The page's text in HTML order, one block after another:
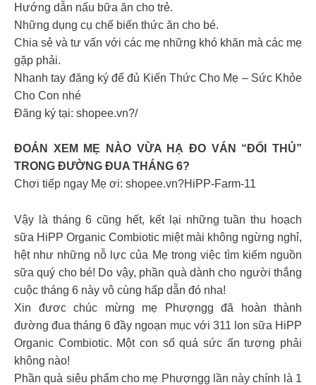
Hướng dẫn nấu bữa ăn cho trẻ.
Những dụng cụ chế biến thức ăn cho bé.
Chia sẻ và tư vấn với các mẹ những khó khăn mà các mẹ
gặp phải.
Nhanh tay đăng ký để đủ Kiến Thức Cho Mẹ – Sức Khỏe
Cho Con nhé
Đăng ký tại: shopee.vn?/
ĐOÁN XEM MẸ NÀO VỪA HẠ ĐO VÁN “ĐỐI THỦ”
TRONG ĐƯỜNG ĐUA THÁNG 6?
Chơi tiếp ngay Mẹ ơi: shopee.vn?HiPP-Farm-11
Vậy là tháng 6 cũng hết, kết lại những tuần thu hoạch
sữa HiPP Organic Combiotic miệt mài không ngừng nghỉ,
hệt như những nỗ lực của Mẹ trong việc tìm kiếm nguồn
sữa quý cho bé! Do vậy, phần quà dành cho người thắng
cuộc tháng 6 này vô cùng hấp dẫn đó nha!
Xin đươc chúc mừng mẹ Phượngg đã hoàn thành
đường đua tháng 6 đầy ngoạn mục với 311 lon sữa HiPP
Organic Combiotic. Một con số quá sức ấn tượng phải
không nào!
Phần quà siêu phẩm cho mẹ Phượngg lần này chính là 1